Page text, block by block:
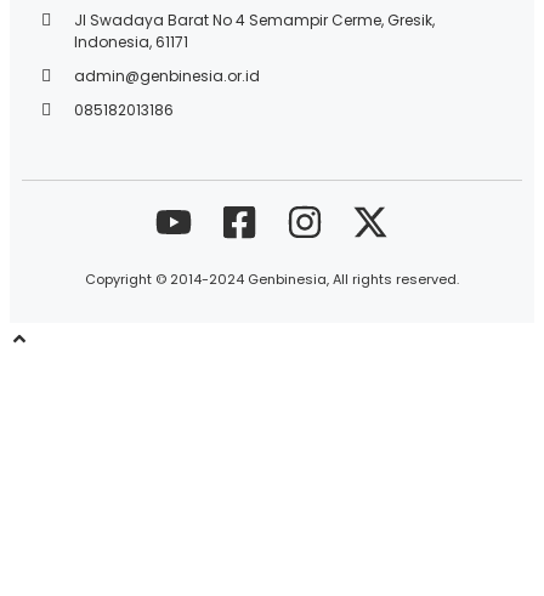
Jl Swadaya Barat No 4 Semampir Cerme, Gresik,
Indonesia, 61171
admin@genbinesia.or.id
085182013186
Copyright © 2014-2024 Genbinesia, All rights reserved.